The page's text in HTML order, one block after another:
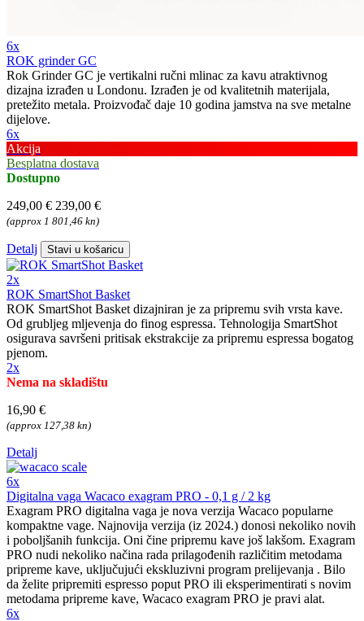
6x
ROK grinder GC
Rok Grinder GC je vertikalni ručni mlinac za kavu atraktivnog
dizajna izrađen u Londonu. Izrađen je od kvalitetnih materijala,
pretežito metala. Proizvođač daje 10 godina jamstva na sve metalne
dijelove.
6x
Akcija
Besplatna dostava
Dostupno
249,00 € 239,00 €
(approx 1 801,46 kn)
Detalj Stavi u košaricu
2x
ROK SmartShot Basket
ROK SmartShot Basket dizajniran je za pripremu svih vrsta kave.
Od grubljeg mljevenja do finog espressa. Tehnologija SmartShot
osigurava savršeni pritisak ekstrakcije za pripremu espressa bogatog
pjenom.
2x
Nema na skladištu
16,90 €
(approx 127,38 kn)
Detalj
6x
Digitalna vaga Wacaco exagram PRO - 0,1 g / 2 kg
Exagram PRO digitalna vaga je nova verzija Wacaco popularne
kompaktne vage. Najnovija verzija (iz 2024.) donosi nekoliko novih
i poboljšanih funkcija. Oni čine pripremu kave još lakšom. Exagram
PRO nudi nekoliko načina rada prilagođenih različitim metodama
pripreme kave, uključujući ekskluzivni program prelijevanja . Bilo
da želite pripremiti espresso poput PRO ili eksperimentirati s novim
metodama pripreme kave, Wacaco exagram PRO je pravi alat.
6x